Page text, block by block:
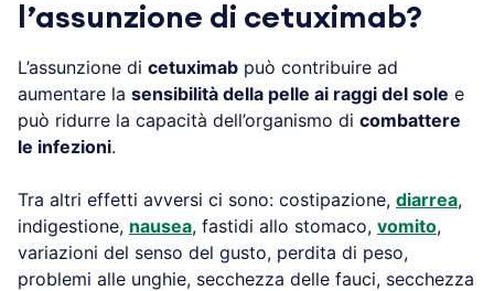
l’assunzione di cetuximab?
L’assunzione di cetuximab può contribuire ad
aumentare la sensibilità della pelle ai raggi del sole e
può ridurre la capacità dell’organismo di combattere
le infezioni.
Tra altri effetti avversi ci sono: costipazione, diarrea,
indigestione, nausea, fastidi allo stomaco, vomito,
variazioni del senso del gusto, perdita di peso,
problemi alle unghie, secchezza delle fauci, secchezza